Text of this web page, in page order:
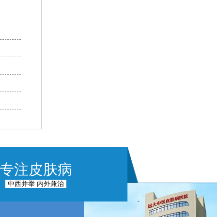
专注皮肤病
中西并举 内外兼治